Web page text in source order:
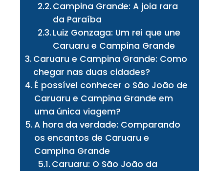
Campina Grande: A joia rara
da Paraíba
Luiz Gonzaga: Um rei que une
Caruaru e Campina Grande
Caruaru e Campina Grande: Como
chegar nas duas cidades?
É possível conhecer o São João de
Caruaru e Campina Grande em
uma única viagem?
A hora da verdade: Comparando
os encantos de Caruaru e
Campina Grande
Caruaru: O São João da